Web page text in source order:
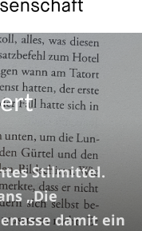
Stilmittel.
„Die
damit ein